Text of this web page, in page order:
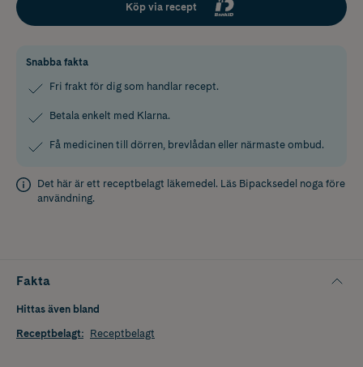
Köp via recept
Snabba fakta
Fri frakt för dig som handlar recept.
Betala enkelt med Klarna.
Få medicinen till dörren, brevlådan eller närmaste ombud.
Det här är ett receptbelagt läkemedel. Läs Bipacksedel noga före
användning.
Fakta
Hittas även bland
Receptbelagt: Receptbelagt